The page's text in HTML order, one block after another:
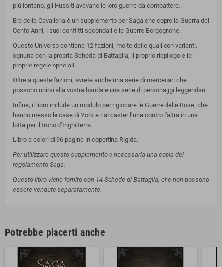
più lontano, gli Hussiti avevano le loro guerre da combattere.
Era della Cavalleria è un supplemento per Saga che copre la Guerra dei
Cento Anni, i suoi conflitti secondari e le Guerre Borgognone.
Questo Universo contiene 12 fazioni, molte delle quali con varianti,
ognuna con la propria Scheda di Battaglia, il proprio riepilogo e le
proprie regole speciali.
Oltre a queste fazioni, avrete anche una serie di mercenari che
possono unirsi alla vostra banda e una serie di personaggi leggendari.
Infine, il libro include un modulo per rigiocare le Guerre delle Rose, che
hanno messo le case di York e Lancaster l’una contro l’altra in una
lotta per il trono d’Inghilterra.
Libro a colori di 96 pagine in copertina Rigida.
Per utilizzare questo supplemento è necessaria una copia del
regolamento Saga.
Questo libro viene fornito con 14 Schede di Battaglia, che non possono
essere vendute separatamente.
Potrebbe piacerti anche